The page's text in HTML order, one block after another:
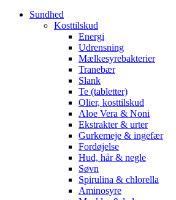
Sundhed
Kosttilskud
Energi
Udrensning
Mælkesyrebakterier
Tranebær
Slank
Te (tabletter)
Olier, kosttilskud
Aloe Vera & Noni
Ekstrakter & urter
Gurkemeje & ingefær
Fordøjelse
Hud, hår & negle
Søvn
Spirulina & chlorella
Aminosyre